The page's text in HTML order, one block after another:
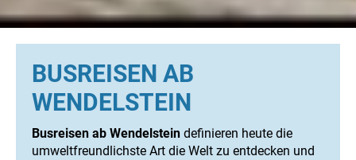
BUSREISEN AB
WENDELSTEIN
Busreisen ab Wendelstein definieren heute die
umweltfreundlichste Art die Welt zu entdecken und